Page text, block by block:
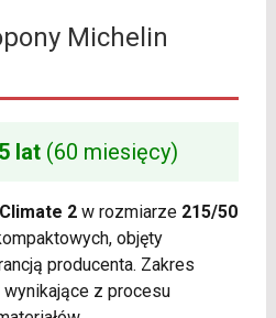
Michelin
5 lat (60 miesięcy)
2w rozmiarze 215/50
objęty
producenta. Zakres
z procesu